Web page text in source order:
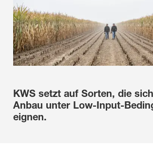
KWS setzt auf Sorten, die
Anbau unter Low-Input-
eignen.